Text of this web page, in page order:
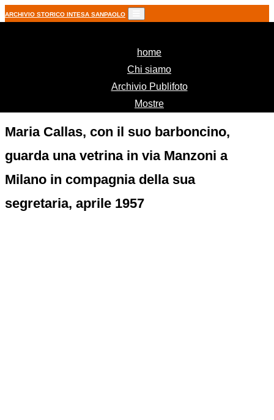
ARCHIVIO STORICO INTESA SANPAOLO
home(current)
Chi siamo
Archivio Publifoto
Mostre
Maria Callas, con il suo barboncino,
guarda una vetrina in via Manzoni a
Milano in compagnia della sua
segretaria, aprile 1957